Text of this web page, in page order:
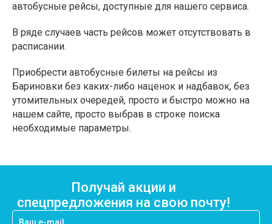
автобусные рейсы, доступные для нашего сервиса.
В ряде случаев часть рейсов может отсутствовать в
расписании.
Приобрести автобусные билеты на рейсы из
Бариновки без каких-либо наценок и надбавок, без
утомительных очередей, просто и быстро можно на
нашем сайте, просто выбрав в строке поиска
необходимые параметры.
Получай акции и
спецпредложения на свою почту!